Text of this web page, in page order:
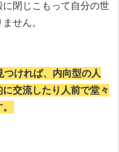
閉じこもって自分の世
せん。
つければ、内向型の人
交流したり人前で堂々